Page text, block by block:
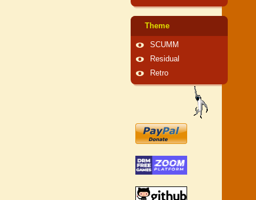
Theme
SCUMM
Residual
Retro